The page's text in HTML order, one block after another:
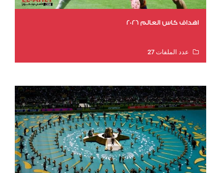
اهداف كاس العالم 2026
عدد الملفات 27